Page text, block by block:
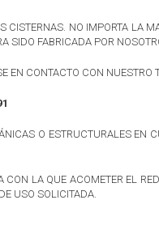
NO IMPORTA LA
SIDO FABRICADA POR
EN CONTACTO CON NUESTRO
O ESTRUCTURALES EN
LA QUE ACOMETER EL
USO SOLICITADA.